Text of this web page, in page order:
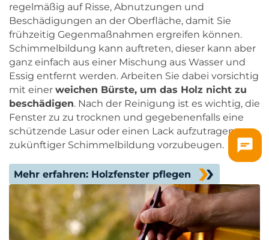
regelmäßig auf Risse, Abnutzungen und
Beschädigungen an der Oberfläche, damit Sie
frühzeitig Gegenmaßnahmen ergreifen können.
Schimmelbildung kann auftreten, dieser kann aber
ganz einfach aus einer Mischung aus Wasser und
Essig entfernt werden. Arbeiten Sie dabei vorsichtig
mit einer weichen Bürste, um das Holz nicht zu
beschädigen. Nach der Reinigung ist es wichtig, die
Fenster zu zu trocknen und gegebenenfalls eine
schützende Lasur oder einen Lack aufzutragen, um
zukünftiger Schimmelbildung vorzubeugen.
Mehr erfahren: Holzfenster pflegen